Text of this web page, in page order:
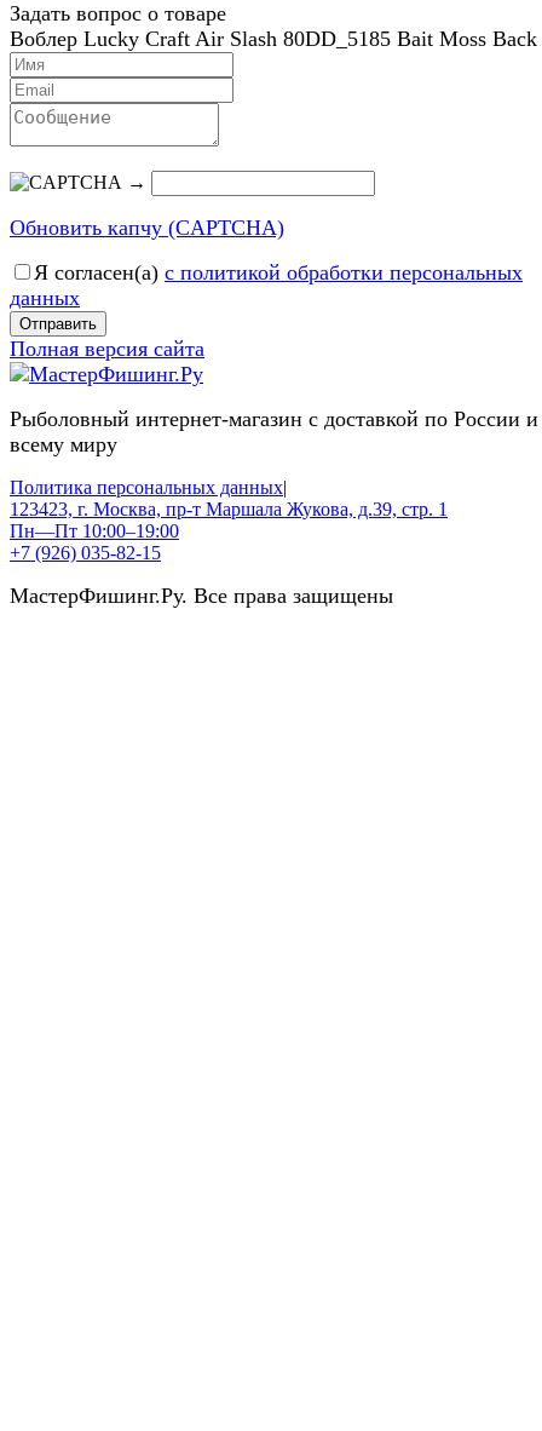
Задать вопрос о товаре
Воблер Lucky Craft Air Slash 80DD_5185 Bait Moss Back
→
Обновить капчу (CAPTCHA)
Я согласен(a) с политикой обработки персональных
данных
Отправить
Полная версия сайта
Рыболовный интернет-магазин с доставкой по России и
всему миру
Политика персональных данных|
123423, г. Москва, пр-т Маршала Жукова, д.39, стр. 1
Пн—Пт 10:00–19:00
+7 (926) 035-82-15
МастерФишинг.Ру. Все права защищены